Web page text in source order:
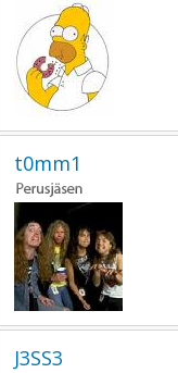
t0mm1
J3SS3